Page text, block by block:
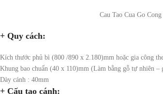
Cau Tao Cua Go
+ Quy cách:
Kích thước phủ bì (800 /890 x 2.180)mm hoặc gia công
Khung bao chuẩn (40 x 110)mm (Làm bằng gỗ tự nhiên –
Dày cánh : 40mm
+ Cấu tạo cánh: